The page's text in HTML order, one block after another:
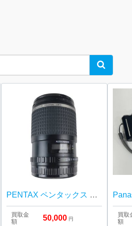
Search
PENTAX ペンタックス 一眼レフ 単焦点レンズ
買取金
額
50,000 円
買取
額